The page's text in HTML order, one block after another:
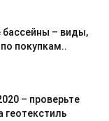
– виды,
покупкам..
– проверьте
геотекстиль